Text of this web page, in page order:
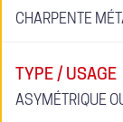
CHARPENTE
TYPE / USAGE
ASYMÉTRIQUE